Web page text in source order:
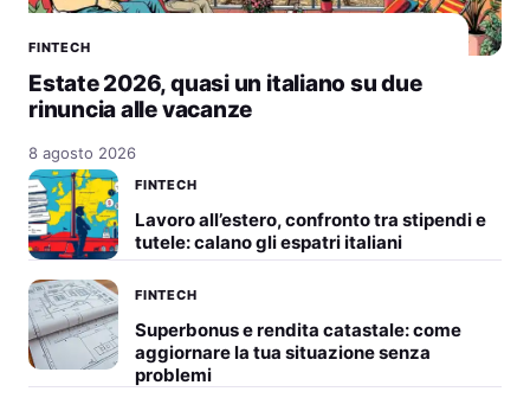
FINTECH
Estate 2026, quasi un italiano su due
rinuncia alle vacanze
8 agosto 2026
FINTECH
Lavoro all’estero, confronto tra stipendi e
tutele: calano gli espatri italiani
FINTECH
Superbonus e rendita catastale: come
aggiornare la tua situazione senza
problemi